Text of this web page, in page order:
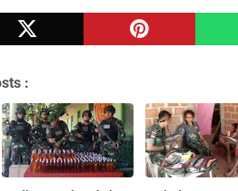
: